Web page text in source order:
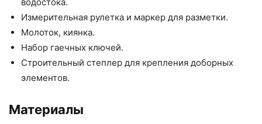
Измерительная рулетка и маркер для разметки.
Молоток, киянка.
Набор гаечных ключей.
Строительный степлер для крепления доборных
элементов.
Материалы